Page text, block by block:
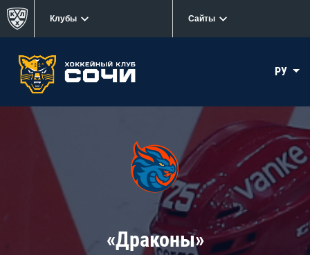
Клубы Сайты
РУ
«Драконы»